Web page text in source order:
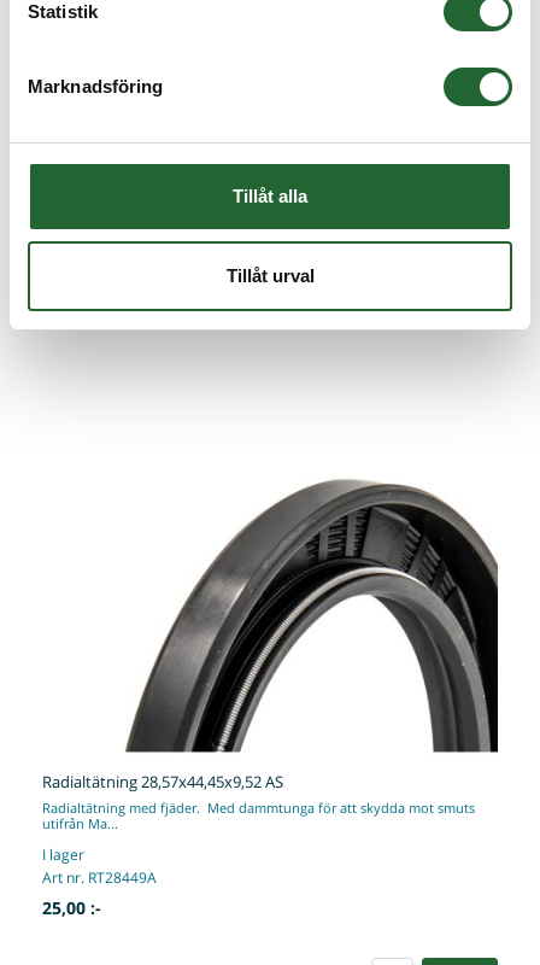
Statistik
Marknadsföring
Tillåt alla
Tillåt urval
U-manschett 50x65x10 SIL Polyurethan
I lager
97,50 :-
Radialtätning 28,57x44,45x9,52 AS
Radialtätning med fjäder. Med dammtunga för att skydda mot smuts
utifrån Ma...
I lager
Art nr. RT28449A
25,00 :-